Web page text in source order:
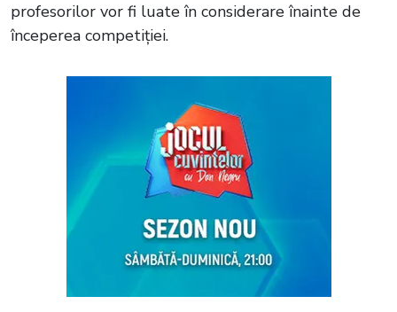
profesorilor vor fi luate în considerare înainte de
începerea competiției.